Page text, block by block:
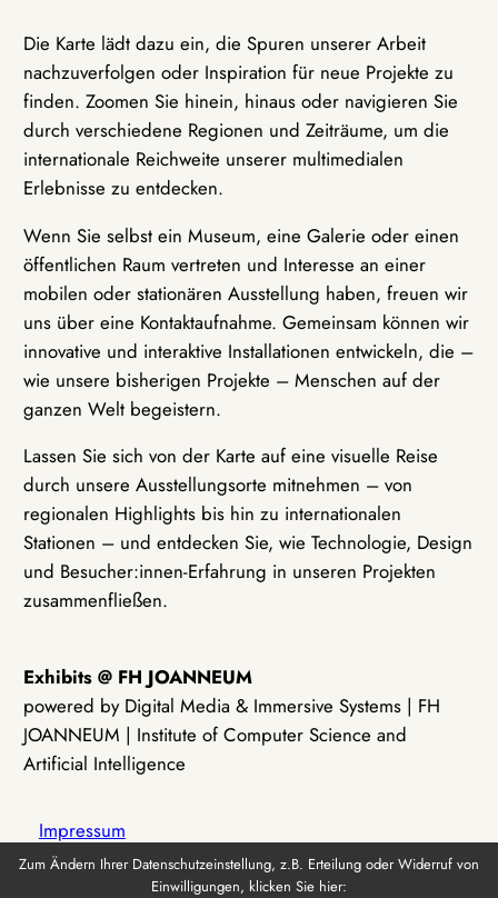
Die Karte lädt dazu ein, die Spuren unserer Arbeit
nachzuverfolgen oder Inspiration für neue Projekte zu
finden. Zoomen Sie hinein, hinaus oder navigieren Sie
durch verschiedene Regionen und Zeiträume, um die
internationale Reichweite unserer multimedialen
Erlebnisse zu entdecken.
Wenn Sie selbst ein Museum, eine Galerie oder einen
öffentlichen Raum vertreten und Interesse an einer
mobilen oder stationären Ausstellung haben, freuen wir
uns über eine Kontaktaufnahme. Gemeinsam können wir
innovative und interaktive Installationen entwickeln, die –
wie unsere bisherigen Projekte – Menschen auf der
ganzen Welt begeistern.
Lassen Sie sich von der Karte auf eine visuelle Reise
durch unsere Ausstellungsorte mitnehmen – von
regionalen Highlights bis hin zu internationalen
Stationen – und entdecken Sie, wie Technologie, Design
und Besucher:innen-Erfahrung in unseren Projekten
zusammenfließen.
Exhibits @ FH JOANNEUM
powered by Digital Media & Immersive Systems | FH
JOANNEUM | Institute of Computer Science and
Artificial Intelligence
Impressum
Zum Ändern Ihrer Datenschutzeinstellung, z.B. Erteilung oder Widerruf von
Einwilligungen, klicken Sie hier: